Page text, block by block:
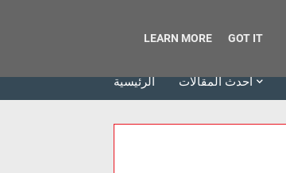
وكالة الحدث للآراء
الرئيسية أحدث المقالات
LEARN MORE GOT IT